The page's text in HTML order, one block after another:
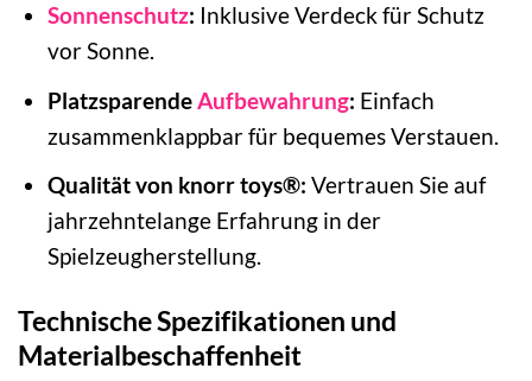
Sonnenschutz: Inklusive Verdeck für Schutz
vor Sonne.
Platzsparende Aufbewahrung: Einfach
zusammenklappbar für bequemes Verstauen.
Qualität von knorr toys®: Vertrauen Sie auf
jahrzehntelange Erfahrung in der
Spielzeugherstellung.
Technische Spezifikationen und
Materialbeschaffenheit